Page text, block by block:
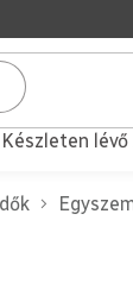
Készleten